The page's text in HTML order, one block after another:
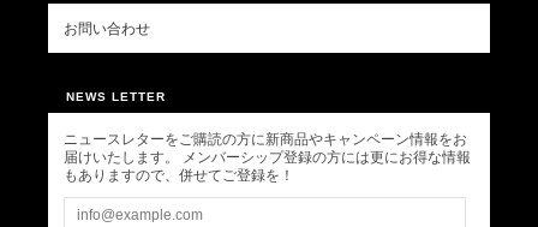
お問い合わせ
NEWS LETTER
ニュースレターをご購読の方に新商品やキャンペーン情報をお
届けいたします。 メンバーシップ登録の方には更にお得な情報
もありますので、併せてご登録を！